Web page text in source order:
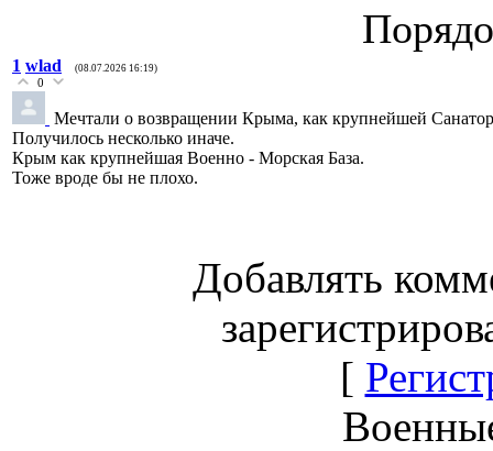
1 wlad (08.07.2026 16:19)
0
Мечтали о возвращении Крыма, как крупнейшей
Получилось несколько иначе.
Крым как крупнейшая Военно - Морская База.
Тоже вроде бы не плохо.
Добавлять
[